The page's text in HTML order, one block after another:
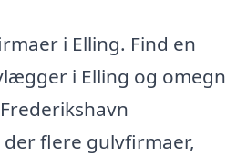
i Elling. Find en
i Elling og omegn
flere gulvfirmaer,